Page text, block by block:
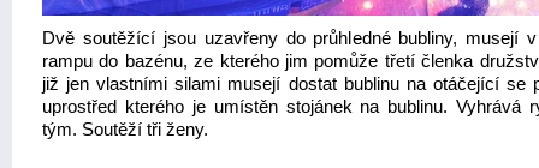
Dvě soutěžící jsou uzavřeny do průhledné bubliny, musejí
rampu do bazénu, ze kterého jim pomůže třetí členka
již jen vlastními silami musejí dostat bublinu na otáčející se
uprostřed kterého je umístěn stojánek na bublinu. Vyhrává
tým. Soutěží tři ženy.